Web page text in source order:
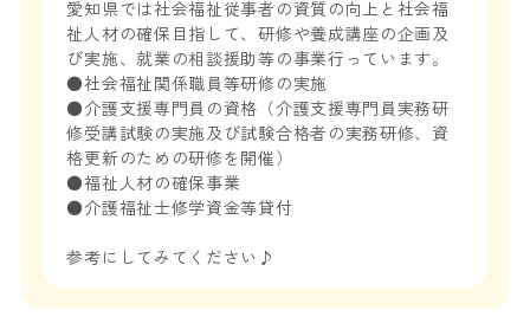
愛知県では社会福祉従事者の資質の向上と社会福
祉人材の確保目指して、研修や養成講座の企画及
び実施、就業の相談援助等の事業行っています。
●社会福祉関係職員等研修の実施
●介護支援専門員の資格（介護支援専門員実務研
修受講試験の実施及び試験合格者の実務研修、資
格更新のための研修を開催）
●福祉人材の確保事業
●介護福祉士修学資金等貸付
参考にしてみてください♪